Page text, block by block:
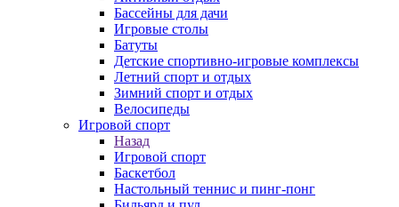
Бассейны для дачи
Игровые столы
Батуты
Детские спортивно-игровые комплексы
Летний спорт и отдых
Зимний спорт и отдых
Велосипеды
Игровой спорт
Назад
Игровой спорт
Баскетбол
Настольный теннис и пинг-понг